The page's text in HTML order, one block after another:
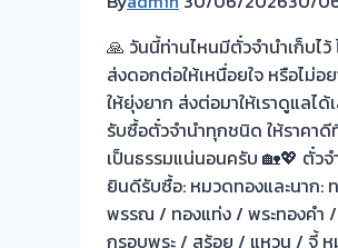
ประเมิน
หน้า
ตั๋ว
ฟรี
จ่าย
สด
ทันที
ไม่
ต้อง
🙏 วันนี้ท่านไหนมีตั๋วจำนำเก็บไว้
ส่งดอกต่อให้เหนื่อยใจ หรือไม่อ
ให้ยุ่งยาก ส่งต่อมาให้เราดูแลได้
รับซื้อตั๋วจำนำทุกชนิด ให้ราคา
เป็นธรรมแน่นอนครับ 🏡💖 ตั๋วจ
ยินดีรับซื้อ: หมวดทองและนาก:
พรรณ / ทองแท่ง / พระทองคำ
กรอบพระ / สร้อย / แหวน / จี้ ห